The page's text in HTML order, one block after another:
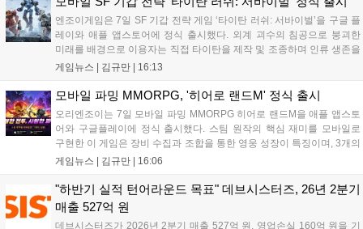
엔조이게임은 7일 SF 기갑 전략 게임 ‘타이탄 러쉬: 서바이벌’을 구글 플
레이와 애플 앱스토어에 정식 출시했다. 외계 괴수의 침공으로 붕괴한
미래를 배경으로 이용자는 직접 타이탄을 제작 및 조종하며 인류 생존을
위한 전투를 펼친다. 지휘관 모집, 피난처 운영, 연맹 협동 콘텐츠가 특징
지원 보상을 제공한다. 상세 내용은 공식 커뮤니티에서 확인 가능하다....
게임뉴스 | 김규만 | 16:13
모바일 파밍 MMORPG, '히어로 랜드M' 정식 출시
오리엔조이는 7일 모바일 파밍 MMORPG 히어로 랜드M을 애플 앱스토
어와 구글플레이에 정식 출시했다. 스팀 원작의 핵심 재미를 모바일로
구현한 이 게임은 장비 수집과 조합을 통한 영웅 성장이 특징이며, 3개의
무기 스킬을 활용한 전략적 전투와 길드전 등 다양한 콘텐츠를 제공한
혜택을 지급하며, 상세 내용은 공식 라운지에서 확인할 수 있다. 이용자
는 게임 접속 및 주요 콘텐츠 플레이를 통해 성장을 지원받을 수 있다....
게임뉴스 | 김규만 | 16:06
"하반기 실적 턴어라운드 목표" 데브시스터즈, 26년 2분기
매출 527억 원
데브시스터즈가 2026년 2분기 매출 527억 원, 영업손실 160억 원을 기